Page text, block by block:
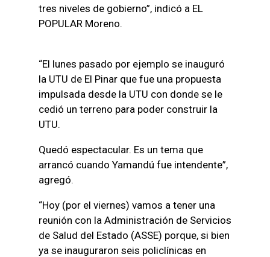
tres niveles de gobierno”, indicó a EL
POPULAR Moreno.
“El lunes pasado por ejemplo se inauguró
la UTU de El Pinar que fue una propuesta
impulsada desde la UTU con donde se le
cedió un terreno para poder construir la
UTU.
Quedó espectacular. Es un tema que
arrancó cuando Yamandú fue intendente”,
agregó.
“Hoy (por el viernes) vamos a tener una
reunión con la Administración de Servicios
de Salud del Estado (ASSE) porque, si bien
ya se inauguraron seis policlínicas en